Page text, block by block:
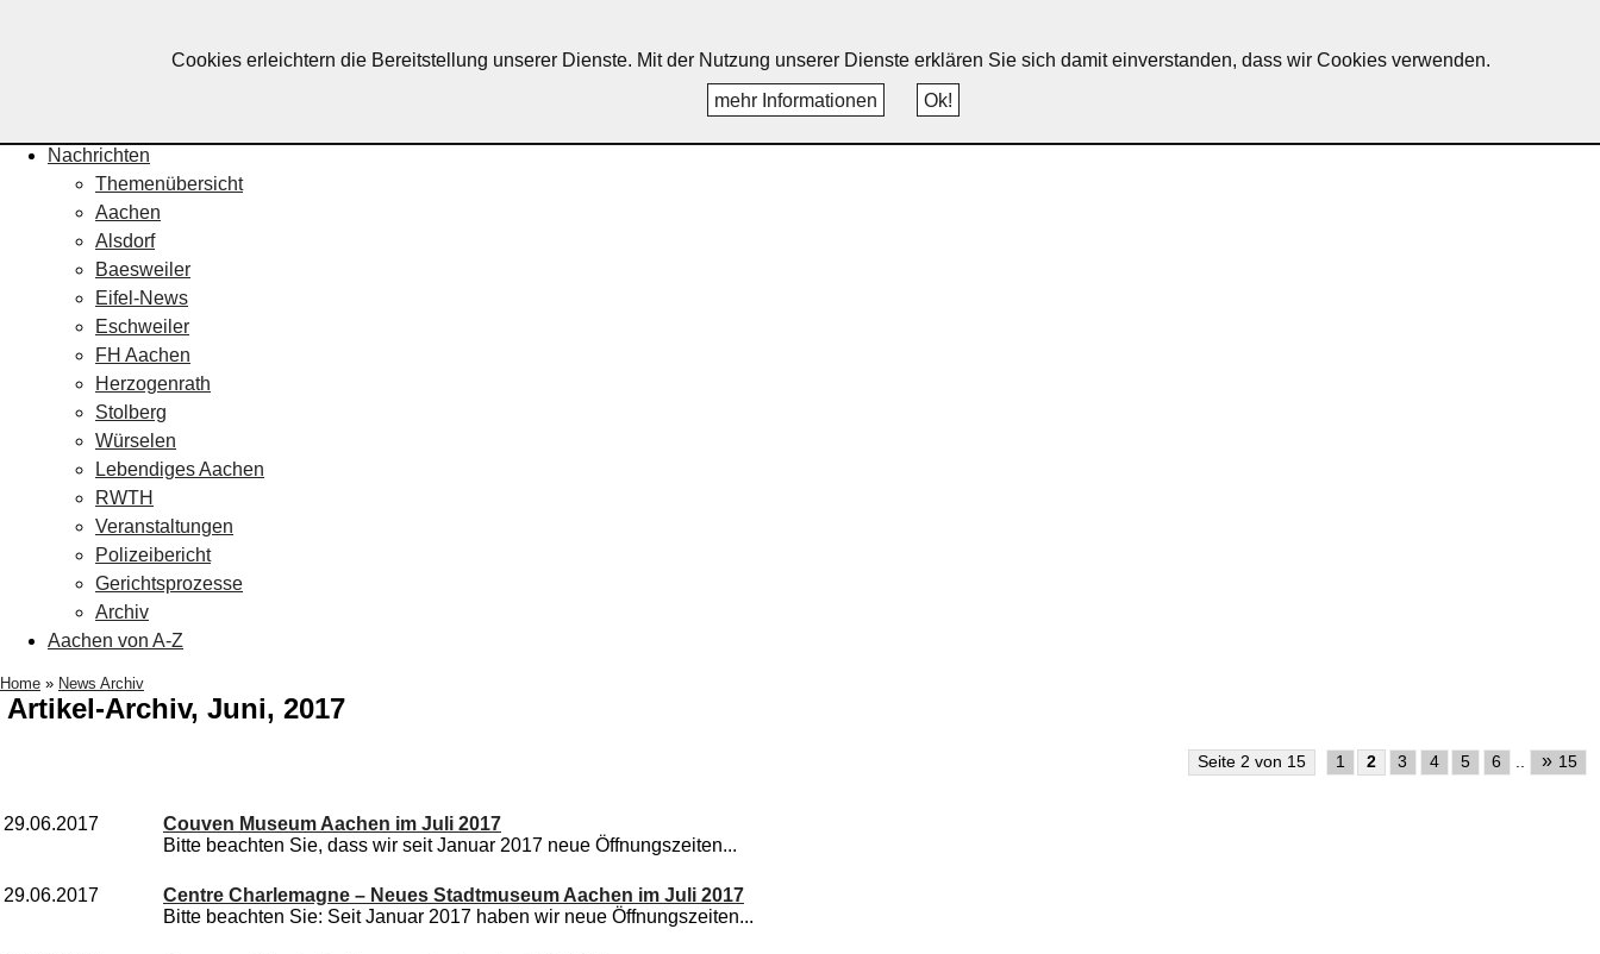
Nachrichten
Themenübersicht
Aachen
Alsdorf
Baesweiler
Eifel-News
Eschweiler
FH Aachen
Herzogenrath
Stolberg
Würselen
Lebendiges Aachen
RWTH
Veranstaltungen
Polizeibericht
Gerichtsprozesse
Archiv
Aachen von A-Z
Home » News Archiv
Artikel-Archiv, Juni, 2017
Seite 2 von 15 1 2 3 4 5 6 .. » 15
29.06.2017
Couven Museum Aachen im Juli 2017
Bitte beachten Sie, dass wir seit Januar 2017 neue Öffnungszeiten...
29.06.2017
Centre Charlemagne – Neues Stadtmuseum Aachen im Juli 2017
Bitte beachten Sie: Seit Januar 2017 haben wir neue Öffnungszeiten...
Cookies erleichtern die Bereitstellung unserer Dienste. Mit der Nutzung unserer Dienste erklären Sie sich damit einverstanden, dass wir Cookies verwenden.
mehr Informationen
Ok!